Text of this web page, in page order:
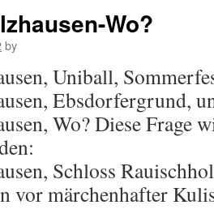
Wo?
by
Uniball,
Ebsdorfergrund,
Wo? Diese Frage
Schloss
vor märchenhafter